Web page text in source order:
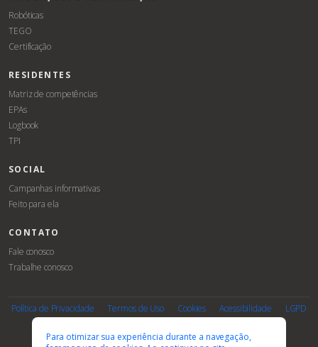
Robóticas
TEGO
Certificação
RESIDENTES
Matriz de competências
EPAs
Logbook
TPI
SOCIAL
Campanhas informativas
Feito para ela
CONTATO
Fale conosco
Trabalhe conosco
Política de Privacidade Termos de Uso Cookies Acessibilidade LGPD
PARCEIROS E AFILIAÇÕES
Para otimizar sua experiência durante a navegação,